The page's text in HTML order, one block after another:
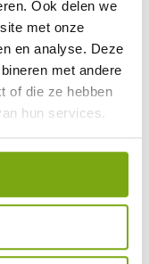
Ook delen we
met onze
en analyse. Deze
met andere
of die ze hebben
hun services.
lopen steeds
een prima
en vrienden
een pretpark
weg of een
de deur, doordat u
het niet fijn anderen
halen. Jammer
Dan is het een
te onderhouden én